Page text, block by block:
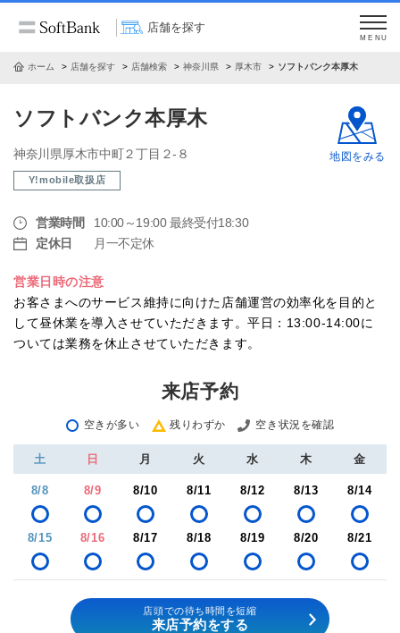
店舗を探す
MENU
ホーム 店舗を探す 店舗検索 神奈川県 厚木市 ソフトバンク本厚木
ソフトバンク本厚木
神奈川県厚木市中町２丁目２‐８
Y!mobile取扱店
営業時間
10:00～19:00 最終受付18:30
定休日
月一不定休
営業日時の注意
お客さまへのサービス維持に向けた店舗運営の効率化を目的と
して昼休業を導入させていただきます。平日：13:00-14:00に
ついては業務を休止させていただきます。
地図をみる
来店予約
空きが多い 残りわずか 空き状況を確認
土 日 月 火 水 木 金
8/8 8/9 8/10 8/11 8/12 8/13 8/14
8/15 8/16 8/17 8/18 8/19 8/20 8/21
店頭での待ち時間を短縮
来店予約をする